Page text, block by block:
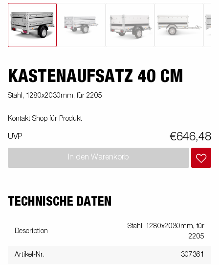
KASTENAUFSATZ 40 CM
Stahl, 1280x2030mm, für 2205
Kontakt Shop für Produkt
UVP €646,48
In den Warenkorb
TECHNISCHE DATEN
Description
Stahl, 1280x2030mm, für
2205
Artikel-Nr. 307361